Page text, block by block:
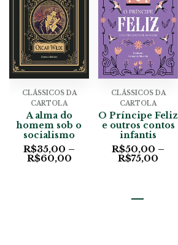
CLÁSSICOS DA
CARTOLA
A alma do
homem sob o
socialismo
R$35,00 –
R$60,00
CLÁSSICOS DA
CARTOLA
O Príncipe Feliz
e outros contos
infantis
R$50,00 –
R$75,00